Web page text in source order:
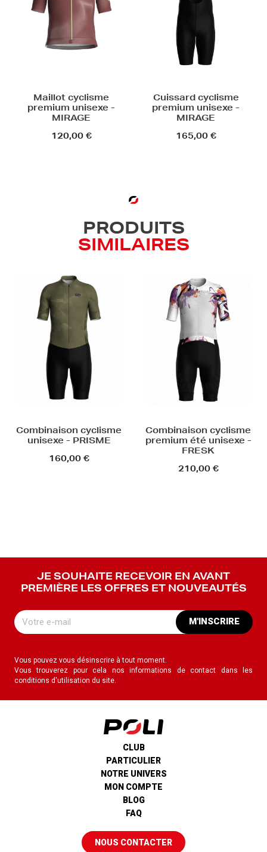
Maillot cyclisme
premium unisexe -
MIRAGE
120,00 €
Cuissard cyclisme
premium unisexe -
MIRAGE
165,00 €
PRODUITS
SIMILAIRES
Combinaison cyclisme
unisexe - PRISME
160,00 €
Combinaison cyclisme
premium été unisexe -
FRESK
210,00 €
JE SOUHAITE RECEVOIR EN AVANT
PREMIÈRE LES OFFRES ET NOUVEAUTÉS
M'INSCRIRE
Vous pouvez vous désinscrire à tout moment.
Vous trouverez pour cela nos informations de contact dans les
conditions d'utilisation du site.
CLUB
PARTICULIER
NOTRE UNIVERS
MON COMPTE
BLOG
FAQ
NOUS CONTACTER